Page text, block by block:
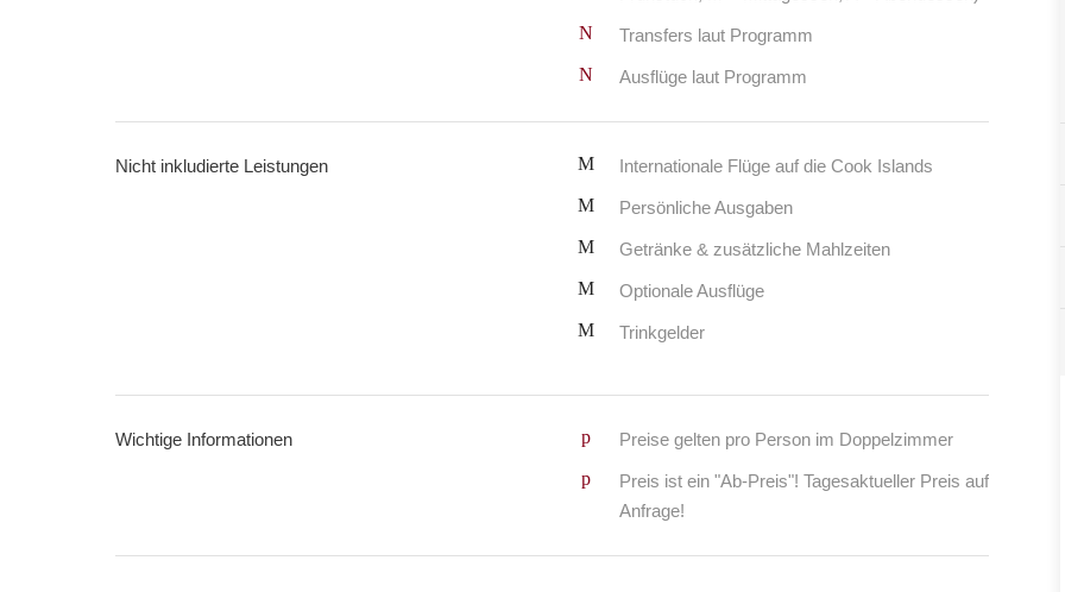
Transfers laut Programm
Ausflüge laut Programm
Nicht inkludierte Leistungen Internationale Flüge auf die Cook Islands
Persönliche Ausgaben
Getränke & zusätzliche Mahlzeiten
Optionale Ausflüge
Trinkgelder
Wichtige Informationen Preise gelten pro Person im Doppelzimmer
Preis ist ein "Ab-Preis"! Tagesaktueller Preis auf
Anfrage!